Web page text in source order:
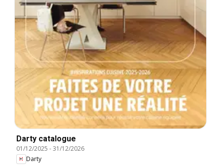
Darty catalogue
01/12/2025 -31/12/2026
Darty